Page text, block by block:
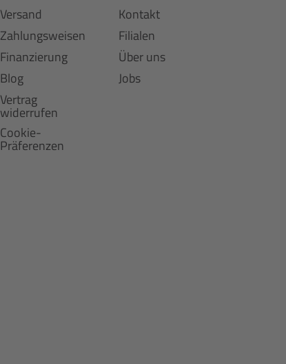
Versand
Zahlungsweisen
Finanzierung
Blog
Vertrag
widerrufen
Cookie-
Präferenzen
Kontakt
Filialen
Über uns
Jobs